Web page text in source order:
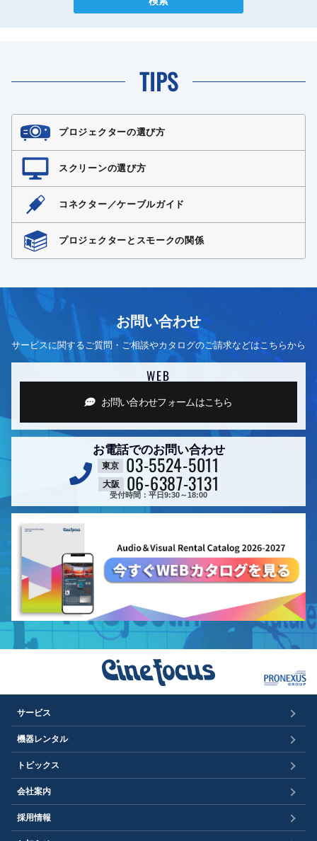
TIPS
プロジェクターの選び方
スクリーンの選び方
コネクター／ケーブルガイド
プロジェクターとスモークの関係
お問い合わせ
サービスに関するご質問・ご相談やカタログのご請求などはこちらから
WEB
お問い合わせフォームはこちら
お電話でのお問い合わせ
東京 03-5524-5011
大阪 06-6387-3131
受付時間：平日9:30～18:00
サービス
機器レンタル
トピックス
会社案内
採用情報